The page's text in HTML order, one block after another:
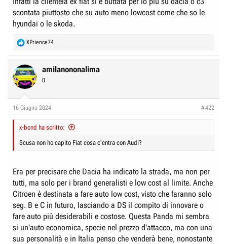
n
e
scontata piuttosto che su auto meno lowcost come che so le
hyundai o le skoda.
R
e
c
t
i
s
XPrience74
amilanononalima
0
16 Giugno 2024 #422
x-bond ha scritto:
Scusa non ho capito Fiat cosa c'entra con Audi?
Era per precisare che Dacia ha indicato la strada, ma non per
tutti, ma solo per i brand generalisti e low cost al limite. Anche
Citroen è destinata a fare auto low cost, visto che faranno solo
seg. B e C in futuro, lasciando a DS il compito di innovare o
fare auto più desiderabili e costose. Questa Panda mi sembra
si un'auto economica, specie nel prezzo d'attacco, ma con una
sua personalità e in Italia penso che venderà bene, nonostante